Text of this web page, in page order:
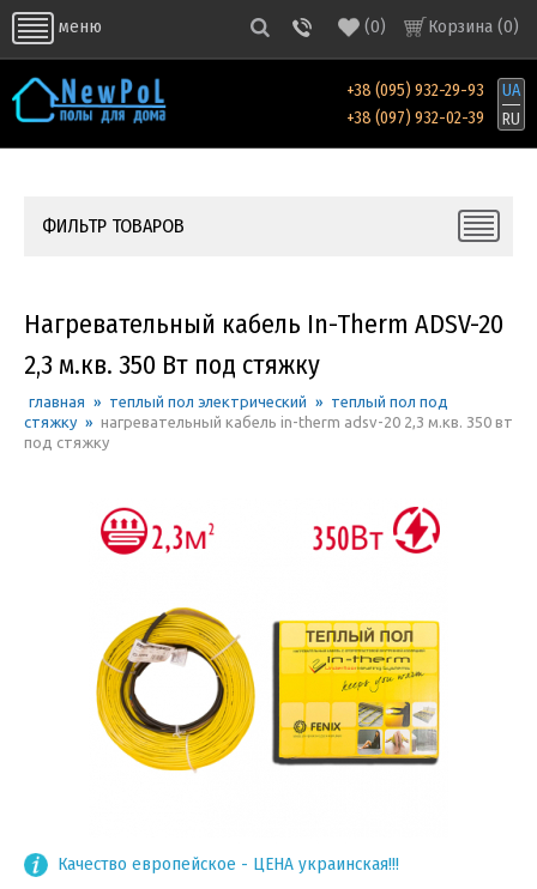
меню Корзина (0)
(0)
+38 (095) 932-29-93
+38 (097) 932-02-39
UA
RU
ФИЛЬТР ТОВАРОВ
Нагревательный кабель In-Therm ADSV-20
2,3 м.кв. 350 Вт под стяжку
главная » теплый пол электрический » теплый пол под
стяжку » нагревательный кабель in-therm adsv-20 2,3 м.кв. 350 вт
под стяжку
Качество европейское - ЦЕНА украинская!!!